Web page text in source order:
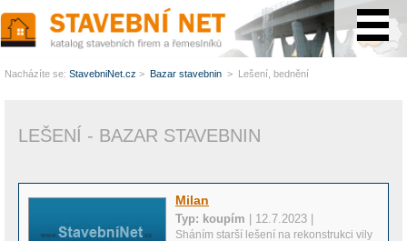
LEŠENÍ - BAZAR STAVEBNIN
Milan
Typ: koupím | 12.7.2023 |
Sháním starší lešení na rekonstrukci vily
Nacházíte se: StavebniNet.cz > Bazar stavebnin > Lešení, bednění